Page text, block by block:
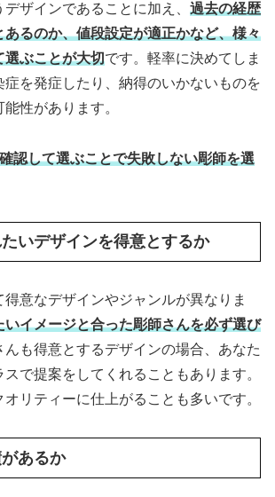
ザインであることに加え、 過去の経歴
あるのか、値段設定が適正かなど、様々
選ぶことが大切です。軽率に決めてしま
症を発症したり、納得のいかないものを
性があります。
認して選ぶことで失敗しない彫師を選
いデザインを得意とするか
意なデザインやジャンルが異なりま
いイメージと合った彫師さんを必ず選び
んも得意とするデザインの場合、あなた
で提案をしてくれることもあります。
リティーに仕上がることも多いです。
あるか